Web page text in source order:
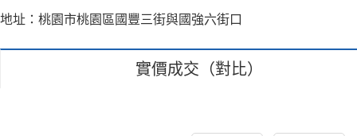
地址：桃園市桃園區國豐三街與國強六街口